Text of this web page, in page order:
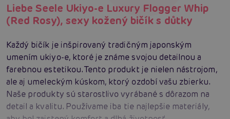
Liebe Seele Ukiyo-e Luxury Flogger Whip
(Red Rosy), sexy kožený bičík s důtky
Každý bičík je inšpirovaný tradičným japonským
umením ukiyo-e, ktoré je známe svojou detailnou a
farebnou estetikou. Tento produkt je nielen nástrojom,
ale aj umeleckým kúskom, ktorý ozdobí vašu zbierku.
Naše produkty sú starostlivo vyrábané s dôrazom na
detail a kvalitu. Používame iba tie najlepšie materiály,